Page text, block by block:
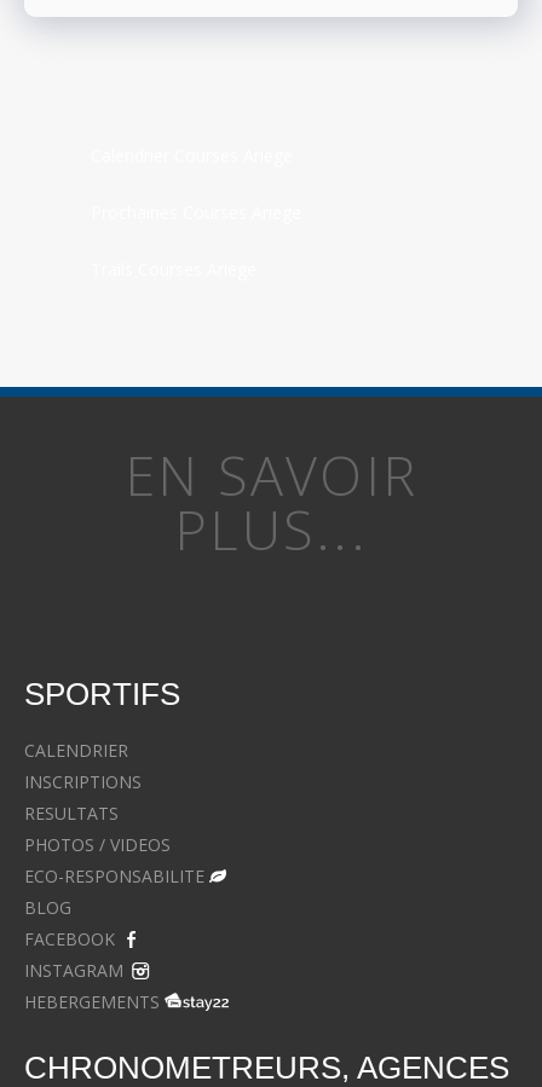
EN SAVOIR
PLUS...
SPORTIFS
CALENDRIER
INSCRIPTIONS
RESULTATS
PHOTOS / VIDEOS
ECO-RESPONSABILITE
BLOG
FACEBOOK
INSTAGRAM
HEBERGEMENTS
CHRONOMETREURS, AGENCES